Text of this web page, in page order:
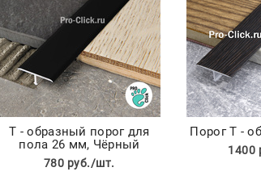
Т - образный порог для
пола 26 мм, Чёрный
780 руб./шт.
Порог Т -
1400